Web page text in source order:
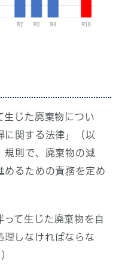
生じた廃棄物につい
に関する法律」（以
規則で、廃棄物の減
めるための責務を定め
て生じた廃棄物を自
理しなければならな